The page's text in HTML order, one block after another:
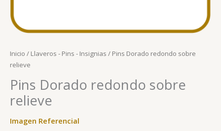
Inicio / Llaveros - Pins - Insignias / Pins Dorado redondo sobre
relieve
Pins Dorado redondo sobre
relieve
Imagen Referencial